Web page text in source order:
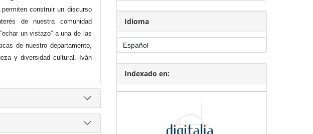
construir un discurso
de nuestra comunidad
un vistazo” a una de las
de nuestro departamento,
y diversidad cultural. Iván
Idioma
Indexado en: